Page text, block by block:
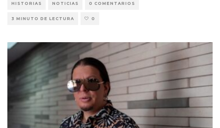
HISTORIAS NOTICIAS 0 COMENTARIOS
3 MINUTO DE LECTURA 0